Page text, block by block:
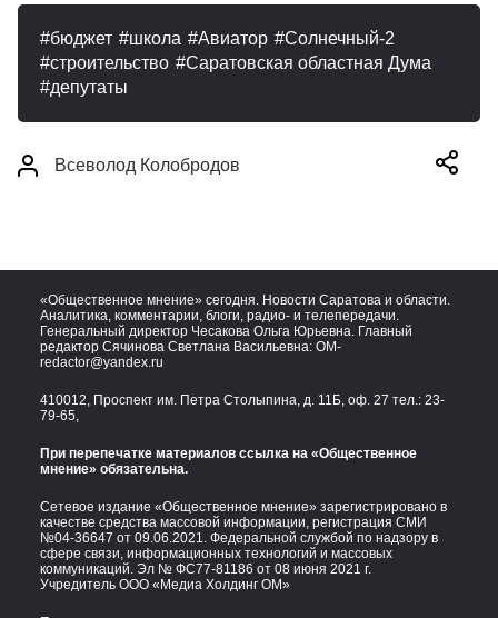
бюджет школа Авиатор
Солнечный-2
строительство
Саратовская областная Дума
депутаты
Всеволод Колобродов
«Общественное мнение» сегодня. Новости Саратова и области.
Аналитика, комментарии, блоги, радио- и телепередачи.
Генеральный директор Чесакова Ольга Юрьевна. Главный
редактор Сячинова Светлана Васильевна: OM-
redactor@yandex.ru
410012, Проспект им. Петра Столыпина, д. 11Б, оф. 27 тел.: 23-
79-65,
При перепечатке материалов ссылка на «Общественное
мнение» обязательна.
Сетевое издание «Общественное мнение» зарегистрировано в
качестве средства массовой информации, регистрация СМИ
№04-36647 от 09.06.2021. Федеральной службой по надзору в
сфере связи, информационных технологий и массовых
коммуникаций. Эл № ФС77-81186 от 08 июня 2021 г.
Учредитель ООО «Медиа Холдинг ОМ»